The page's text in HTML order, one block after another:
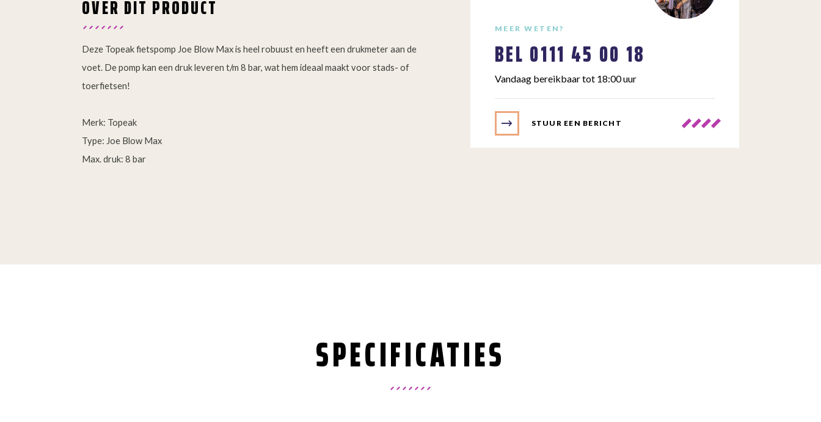
OVER DIT PRODUCT
Deze Topeak fietspomp Joe Blow Max is heel robuust en heeft een drukmeter aan de
voet. De pomp kan een druk leveren t/m 8 bar, wat hem ideaal maakt voor stads- of
toerfietsen!
Merk: Topeak
Type: Joe Blow Max
Max. druk: 8 bar
MEER WETEN?
BEL 0111 45 00 18
Vandaag bereikbaar tot 18:00 uur
STUUR EEN BERICHT
SPECIFICATIES